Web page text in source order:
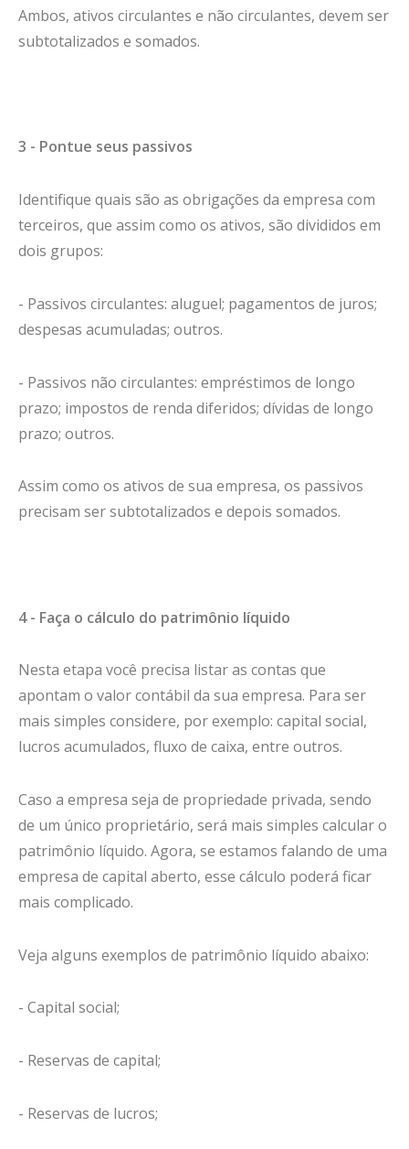
Ambos, ativos circulantes e não circulantes, devem ser
subtotalizados e somados.
3 - Pontue seus passivos
Identifique quais são as obrigações da empresa com
terceiros, que assim como os ativos, são divididos em
dois grupos:
- Passivos circulantes: aluguel; pagamentos de juros;
despesas acumuladas; outros.
- Passivos não circulantes: empréstimos de longo
prazo; impostos de renda diferidos; dívidas de longo
prazo; outros.
Assim como os ativos de sua empresa, os passivos
precisam ser subtotalizados e depois somados.
4 - Faça o cálculo do patrimônio líquido
Nesta etapa você precisa listar as contas que
apontam o valor contábil da sua empresa. Para ser
mais simples considere, por exemplo: capital social,
lucros acumulados, fluxo de caixa, entre outros.
Caso a empresa seja de propriedade privada, sendo
de um único proprietário, será mais simples calcular o
patrimônio líquido. Agora, se estamos falando de uma
empresa de capital aberto, esse cálculo poderá ficar
mais complicado.
Veja alguns exemplos de patrimônio líquido abaixo:
- Capital social;
- Reservas de capital;
- Reservas de lucros;